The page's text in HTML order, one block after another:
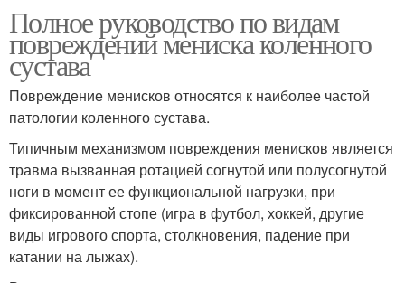
Полное руководство по видам
повреждений мениска коленного
сустава
Повреждение менисков относятся к наиболее частой
патологии коленного сустава.
Типичным механизмом повреждения менисков является
травма вызванная ротацией согнутой или полусогнутой
ноги в момент ее функциональной нагрузки, при
фиксированной стопе (игра в футбол, хоккей, другие
виды игрового спорта, столкновения, падение при
катании на лыжах).